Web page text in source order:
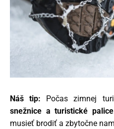
Náš tip: Počas zimnej
snežnice a turistické palice
musieť brodiť a zbytočne